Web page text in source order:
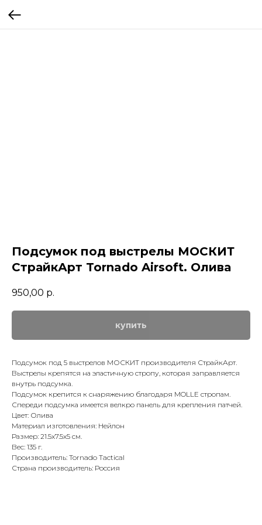
Подсумок под выстрелы МОСКИТ
СтрайкАрт Tornado Airsoft. Олива
950,00 р.
купить
Подсумок под 5 выстрелов МОСКИТ производителя СтрайкАрт.
Выстрелы крепятся на эластичную стропу, которая заправляется
внутрь подсумка.
Подсумок крепится к снаряжению благодаря MOLLE стропам.
Спереди подсумка имеется велкро панель для крепления патчей.
Цвет: Олива
Материал изготовления: Нейлон
Размер: 21.5x7.5x5 см.
Вес: 135 г.
Производитель: Tornado Tactical
Страна производитель: Россия